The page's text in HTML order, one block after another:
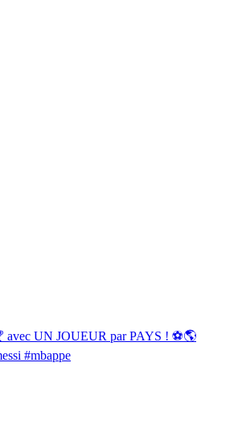
UN JOUEUR par PAYS ! ⚽️🌎
#mbappe